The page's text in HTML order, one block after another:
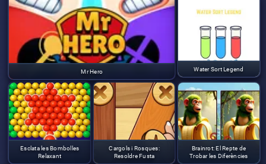
Mr Hero Water Sort Legend
Esclata les Bombolles
Relaxant
Cargols i Rosques:
Resoldre Fusta
Brainrot: El Repte de
Trobar les Diferències